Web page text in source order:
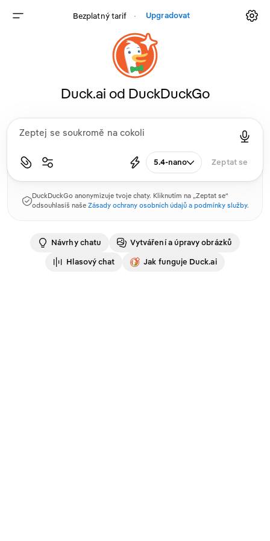
Bezplatný tarif ⸱ Upgradovat
Duck.ai od DuckDuckGo
5.4-nano Zeptat se
DuckDuckGo anonymizuje tvoje chaty. Kliknutím na „Zeptat se“
odsouhlasíš naše Zásady ochrany osobních údajů a podmínky služby.
Hlasový chat Jak funguje Duck.ai
Návrhy chatu Vytváření a úpravy obrázků